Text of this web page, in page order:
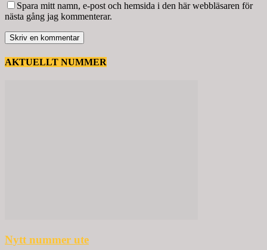
Spara mitt namn, e-post och hemsida i den här webbläsaren för
nästa gång jag kommenterar.
AKTUELLT NUMMER
Nytt nummer ute